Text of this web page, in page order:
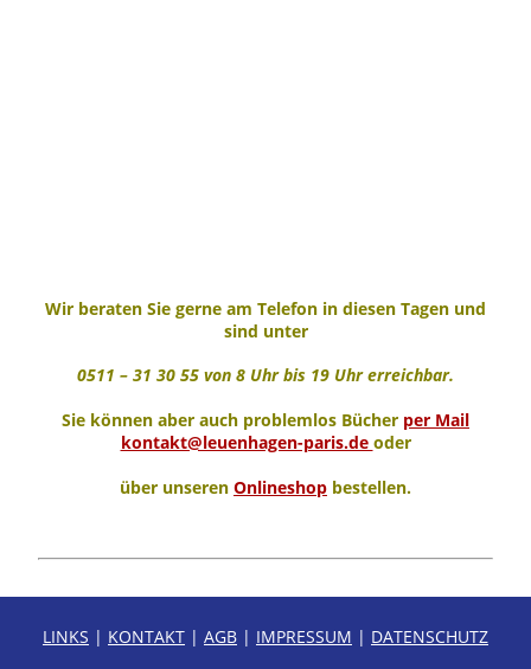
Wir beraten Sie gerne am Telefon in diesen Tagen und
sind unter
0511 – 31 30 55 von 8 Uhr bis 19 Uhr erreichbar.
Sie können aber auch problemlos Bücher per Mail
kontakt@leuenhagen-paris.de oder
über unseren Onlineshop bestellen.
LINKS | KONTAKT | AGB | IMPRESSUM | DATENSCHUTZ